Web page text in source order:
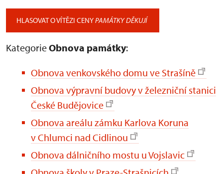
HLASOVAT O VÍTĚZI CENYPAMÁTKY DĚKUJÍ
KategorieObnova památky:
Obnova venkovského domu ve Strašíně
Obnova výpravní budovy v železniční stanici
České Budějovice
Obnova areálu zámku Karlova Koruna
v Chlumci nad Cidlinou
Obnova dálničního mostu u Vojslavic